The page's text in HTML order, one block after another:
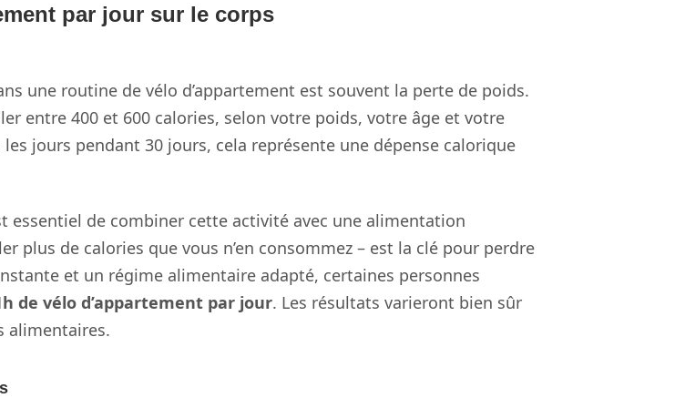
par jour sur le corps
une routine de vélo d’appartement est souvent la perte de poids.
entre 400 et 600 calories, selon votre poids, votre âge et votre
jours pendant 30 jours, cela représente une dépense calorique
essentiel de combiner cette activité avec une alimentation
plus de calories que vous n’en consommez – est la clé pour perdre
et un régime alimentaire adapté, certaines personnes
de vélo d’appartement par jour. Les résultats varieront bien sûr
alimentaires.